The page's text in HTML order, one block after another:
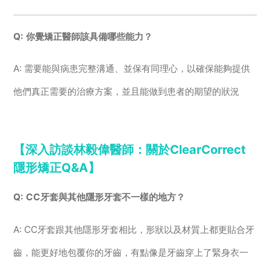
Q: 你覺矯正醫師該具備哪些能力？
A: 需要能與病患完整溝通、並保有同理心，以確保能夠提供
他們真正需要的治療方案，並且能做到患者的期望的狀況
【深入訪談林毅偉醫師：關於ClearCorrect
隱形矯正Q&A】
Q: CC牙套與其他隱形牙套不一樣的地方？
A: CC牙套跟其他隱形牙套相比，形狀以及材質上都更貼合牙
齒，能更好地包覆你的牙齒，有點像是牙齒穿上了緊身衣一